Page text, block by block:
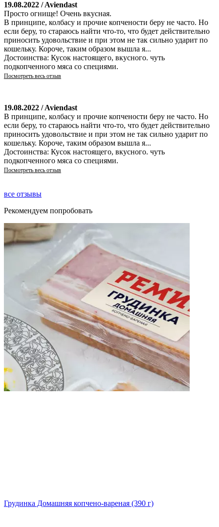
19.08.2022 / Aviendast
Просто огнище! Очень вкусная.
В принципе, колбасу и прочие копчености беру не часто. Но
если беру, то стараюсь найти что-то, что будет действительно
приносить удовольствие и при этом не так сильно ударит по
кошельку. Короче, таким образом вышла я...
Достоинства: Кусок настоящего, вкусного. чуть
подкопченного мяса со специями.
Посмотреть весь отзыв
19.08.2022 / Aviendast
В принципе, колбасу и прочие копчености беру не часто. Но
если беру, то стараюсь найти что-то, что будет действительно
приносить удовольствие и при этом не так сильно ударит по
кошельку. Короче, таким образом вышла я...
Достоинства: Кусок настоящего, вкусного. чуть
подкопченного мяса со специями.
Посмотреть весь отзыв
все отзывы
Рекомендуем попробовать
Грудинка Домашняя копчено-вареная (390 г)